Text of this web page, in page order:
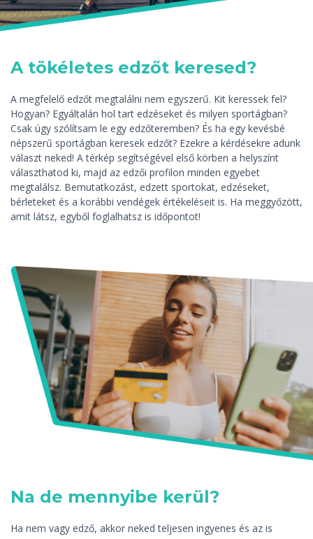
A tökéletes edzőt keresed?
A megfelelő edzőt megtalálni nem egyszerű. Kit keressek fel?
Hogyan? Egyáltalán hol tart edzéseket és milyen sportágban?
Csak úgy szólítsam le egy edzőteremben? És ha egy kevésbé
népszerű sportágban keresek edzőt? Ezekre a kérdésekre adunk
választ neked! A térkép segítségével első körben a helyszínt
választhatod ki, majd az edzői profilon minden egyebet
megtalálsz. Bemutatkozást, edzett sportokat, edzéseket,
bérleteket és a korábbi vendégek értékeléseit is. Ha meggyőzött,
amit látsz, egyből foglalhatsz is időpontot!
Na de mennyibe kerül?
Ha nem vagy edző, akkor neked teljesen ingyenes és az is